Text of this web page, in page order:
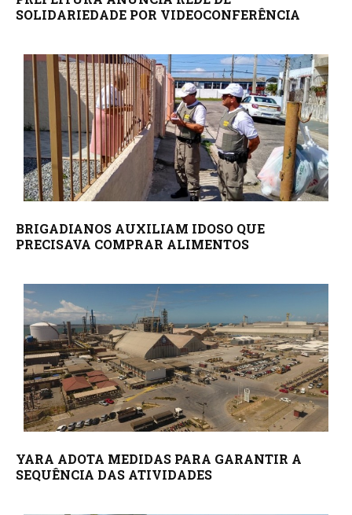
SOLIDARIEDADE POR VIDEOCONFERÊNCIA
BRIGADIANOS AUXILIAM IDOSO QUE
PRECISAVA COMPRAR ALIMENTOS
YARA ADOTA MEDIDAS PARA GARANTIR A
SEQUÊNCIA DAS ATIVIDADES